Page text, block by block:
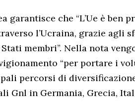
garantisce che “L’Ue è ben
l’Ucraina, grazie agli
membri”. Nella nota
“per portare i
percorsi di
Gnl in Germania, Grecia,